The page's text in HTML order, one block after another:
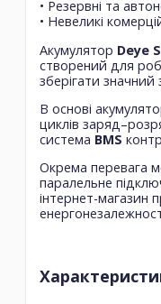
• Резервні та
• Невеликі
Акумулятор Deye
створений для
зберігати значний
В основі
циклів
система BMS
Окрема перевага
паралельне
інтернет-магазин